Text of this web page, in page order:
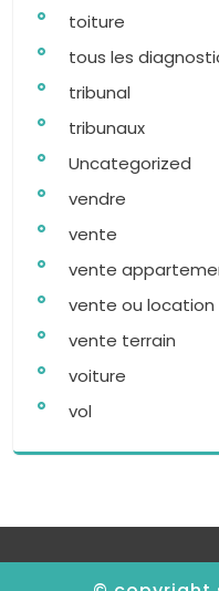
toiture
tous les
tribunal
tribunaux
Uncategorized
vendre
vente
vente
vente ou location
vente terrain
voiture
vol